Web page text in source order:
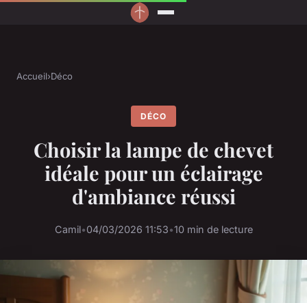
Accueil›Déco
DÉCO
Choisir la lampe de chevet
idéale pour un éclairage
d'ambiance réussi
Camil•04/03/2026 11:53•10 min de lecture